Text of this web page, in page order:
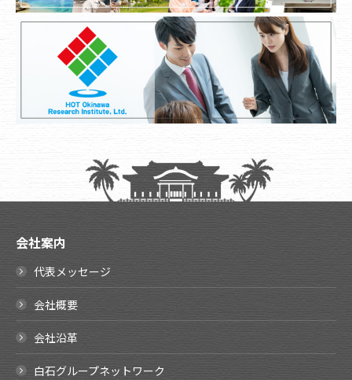
会社案内
代表メッセージ
会社概要
会社沿革
白石グループネットワーク